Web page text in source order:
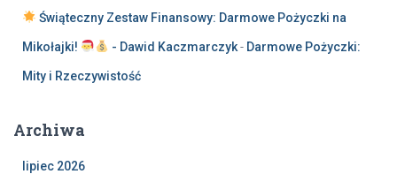
Świąteczny Zestaw Finansowy: Darmowe Pożyczki na
Mikołajki! - Dawid Kaczmarczyk- Darmowe Pożyczki:
Mity i Rzeczywistość
Archiwa
lipiec 2026